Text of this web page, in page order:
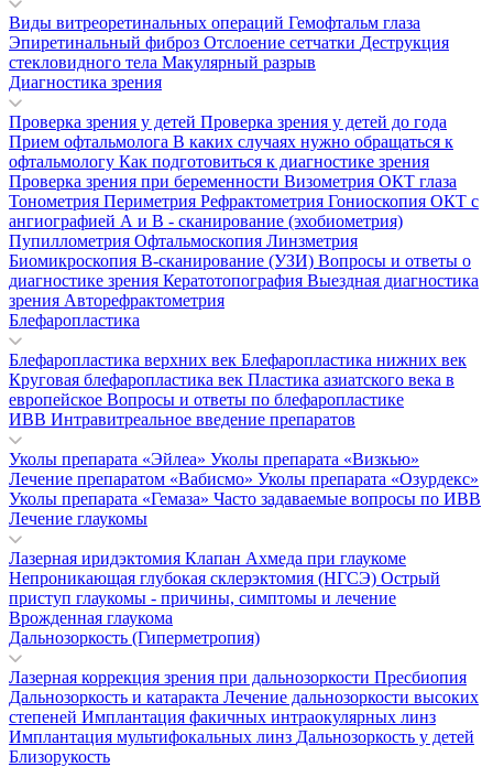
Виды витреоретинальных операций Гемофтальм глаза
Эпиретинальный фиброз Отслоение сетчатки Деструкция
стекловидного тела Макулярный разрыв
Диагностика зрения
Проверка зрения у детей Проверка зрения у детей до года
Прием офтальмолога В каких случаях нужно обращаться к
офтальмологу Как подготовиться к диагностике зрения
Проверка зрения при беременности Визометрия ОКТ глаза
Тонометрия Периметрия Рефрактометрия Гониоскопия ОКТ с
ангиографией А и В - сканирование (эхобиометрия)
Пупиллометрия Офтальмоскопия Линзметрия
Биомикроскопия В-сканирование (УЗИ) Вопросы и ответы о
диагностике зрения Кератотопография Выездная диагностика
зрения Авторефрактометрия
Блефаропластика
Блефаропластика верхних век Блефаропластика нижних век
Круговая блефаропластика век Пластика азиатского века в
европейское Вопросы и ответы по блефаропластике
ИВВ Интравитреальное введение препаратов
Уколы препарата «Эйлеа» Уколы препарата «Визкью»
Лечение препаратом «Вабисмо» Уколы препарата «Озурдекс»
Уколы препарата «Гемаза» Часто задаваемые вопросы по ИВВ
Лечение глаукомы
Лазерная иридэктомия Клапан Ахмеда при глаукоме
Непроникающая глубокая склерэктомия (НГСЭ) Острый
приступ глаукомы - причины, симптомы и лечение
Врожденная глаукома
Дальнозоркость (Гиперметропия)
Лазерная коррекция зрения при дальнозоркости Пресбиопия
Дальнозоркость и катаракта Лечение дальнозоркости высоких
степеней Имплантация факичных интраокулярных линз
Имплантация мультифокальных линз Дальнозоркость у детей
Близорукость